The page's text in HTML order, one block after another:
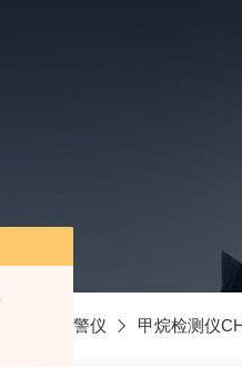
气体检测报警仪 甲烷检测仪